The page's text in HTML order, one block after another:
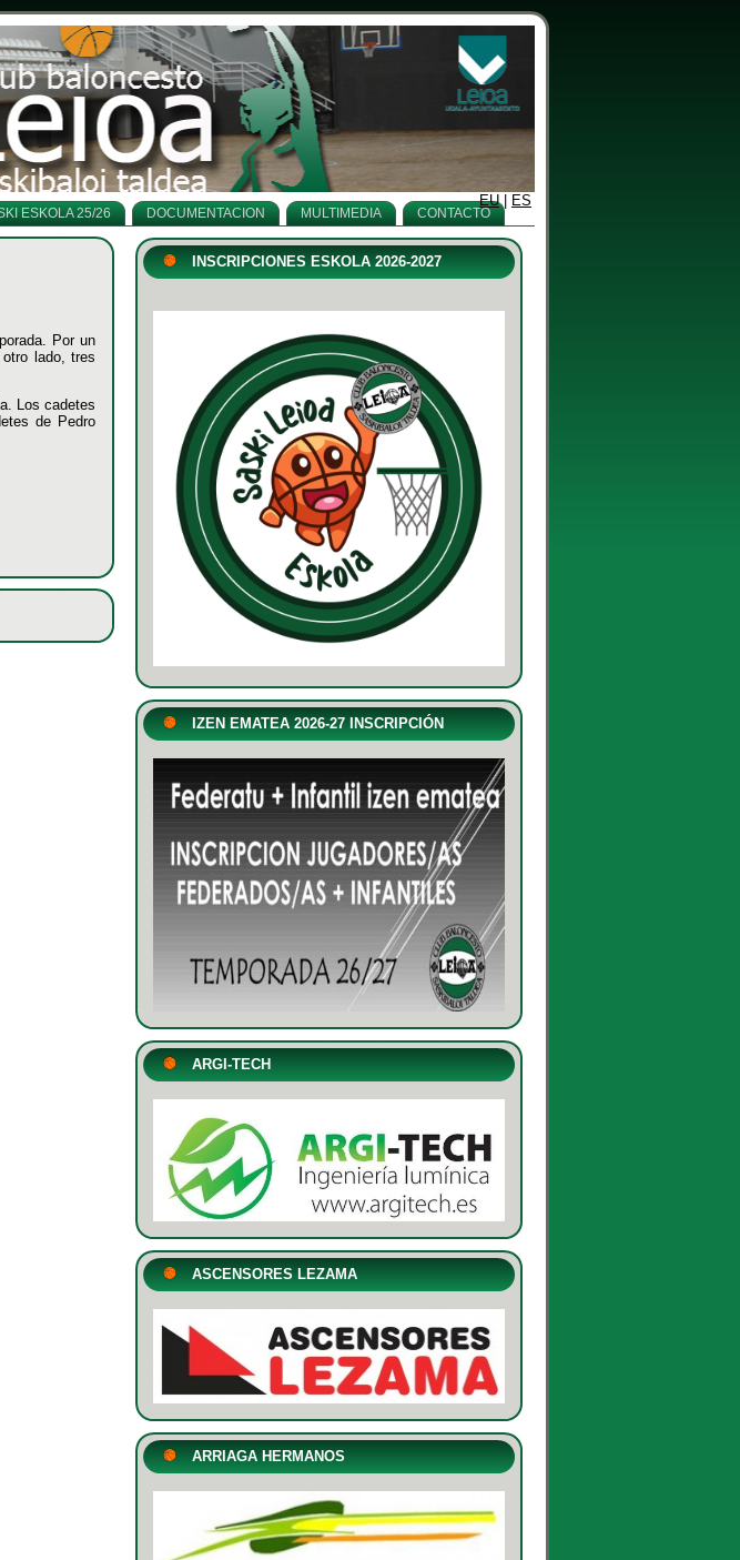
ESKOLA 25/26 DOCUMENTACION MULTIMEDIA CONTACTO
EU| ES
Por un
lado, tres
Los cadetes
de Pedro
INSCRIPCIONES ESKOLA 2026-2027
IZEN EMATEA 2026-27 INSCRIPCIÓN
ARGI-TECH
ASCENSORES LEZAMA
ARRIAGA HERMANOS